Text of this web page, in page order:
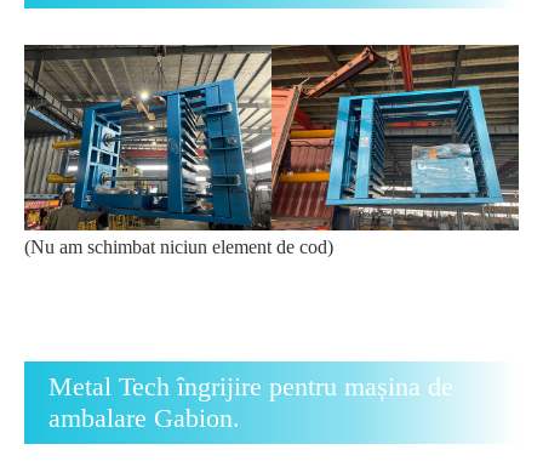
(Nu am schimbat niciun element de cod)
Metal Tech îngrijire pentru mașina de
ambalare Gabion.